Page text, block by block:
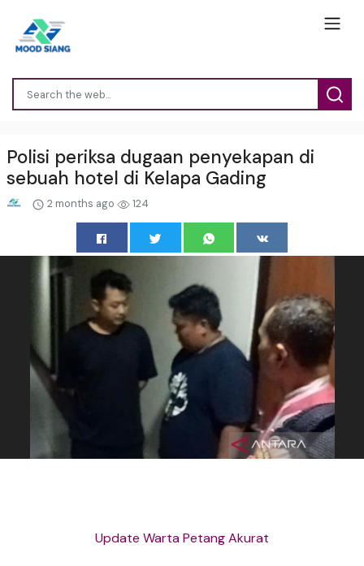
Polisi periksa dugaan penyekapan di
sebuah hotel di Kelapa Gading
2 months ago 124
Update Warta Petang Akurat